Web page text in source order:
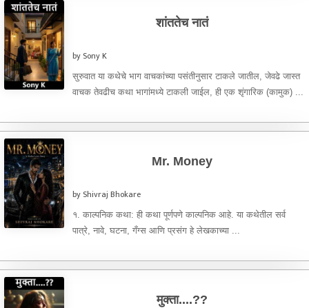
शांततेच नातं
by Sony K
सुरुवात या कथेचे भाग वाचकांच्या पसंतीनुसार टाकले जातील, जेवढे जास्त
वाचक तेवढीच कथा भागांमध्ये टाकली जाईल, ही एक शृंगारिक (कामुक) ...
Mr. Money
by Shivraj Bhokare
१. काल्पनिक कथा: ही कथा पूर्णपणे काल्पनिक आहे. या कथेतील सर्व
पात्रे, नावे, घटना, गँग्स आणि प्रसंग हे लेखकाच्या ...
मुक्ता....??️